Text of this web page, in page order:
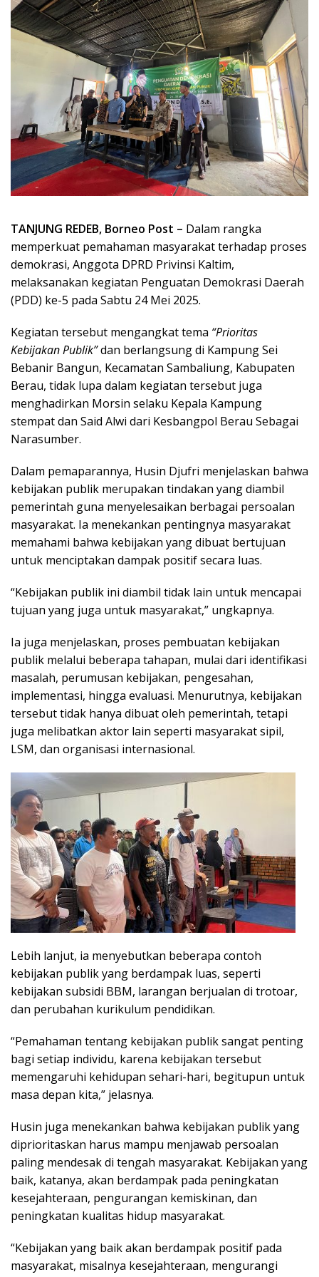
TANJUNG REDEB, Borneo Post – Dalam rangka
memperkuat pemahaman masyarakat terhadap proses
demokrasi, Anggota DPRD Privinsi Kaltim,
melaksanakan kegiatan Penguatan Demokrasi Daerah
(PDD) ke-5 pada Sabtu 24 Mei 2025.
Kegiatan tersebut mengangkat tema “Prioritas
Kebijakan Publik”dan berlangsung di Kampung Sei
Bebanir Bangun, Kecamatan Sambaliung, Kabupaten
Berau, tidak lupa dalam kegiatan tersebut juga
menghadirkan Morsin selaku Kepala Kampung
stempat dan Said Alwi dari Kesbangpol Berau Sebagai
Narasumber.
Dalam pemaparannya, Husin Djufri menjelaskan bahwa
kebijakan publik merupakan tindakan yang diambil
pemerintah guna menyelesaikan berbagai persoalan
masyarakat. Ia menekankan pentingnya masyarakat
memahami bahwa kebijakan yang dibuat bertujuan
untuk menciptakan dampak positif secara luas.
“Kebijakan publik ini diambil tidak lain untuk mencapai
tujuan yang juga untuk masyarakat,” ungkapnya.
Ia juga menjelaskan, proses pembuatan kebijakan
publik melalui beberapa tahapan, mulai dari identifikasi
masalah, perumusan kebijakan, pengesahan,
implementasi, hingga evaluasi. Menurutnya, kebijakan
tersebut tidak hanya dibuat oleh pemerintah, tetapi
juga melibatkan aktor lain seperti masyarakat sipil,
LSM, dan organisasi internasional.
Lebih lanjut, ia menyebutkan beberapa contoh
kebijakan publik yang berdampak luas, seperti
kebijakan subsidi BBM, larangan berjualan di trotoar,
dan perubahan kurikulum pendidikan.
“Pemahaman tentang kebijakan publik sangat penting
bagi setiap individu, karena kebijakan tersebut
memengaruhi kehidupan sehari-hari, begitupun untuk
masa depan kita,” jelasnya.
Husin juga menekankan bahwa kebijakan publik yang
diprioritaskan harus mampu menjawab persoalan
paling mendesak di tengah masyarakat. Kebijakan yang
baik, katanya, akan berdampak pada peningkatan
kesejahteraan, pengurangan kemiskinan, dan
peningkatan kualitas hidup masyarakat.
“Kebijakan yang baik akan berdampak positif pada
masyarakat, misalnya kesejahteraan, mengurangi